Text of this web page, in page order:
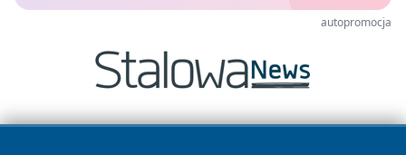
autopromocja